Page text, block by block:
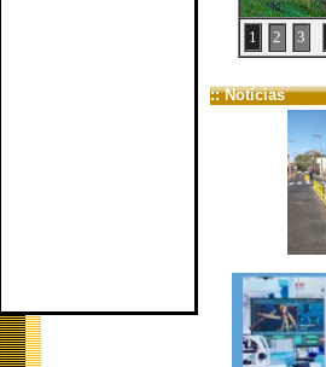
1 2 3
:: Notícias